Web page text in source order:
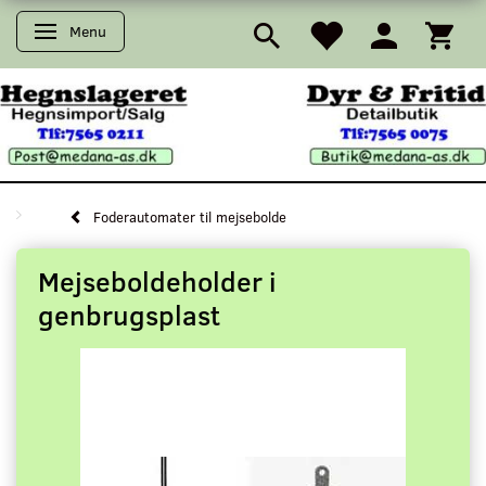
Skifte navigation
Menu
Foderautomater til mejsebolde
Mejseboldeholder i
genbrugsplast